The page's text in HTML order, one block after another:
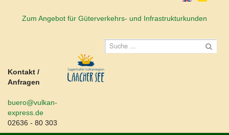
Zum Angebot für Güterverkehrs- und Infrastrukturkunden
Kontakt /
Anfragen
buero@vulkan-
express.de
02636 - 80 303